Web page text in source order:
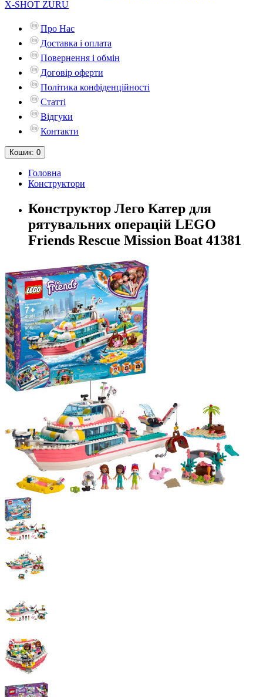
X-SHOT ZURU
Про Нас
Доставка і оплата
Повернення і обмін
Договір оферти
Політика конфіденційності
Статті
Відгуки
Контакти
Кошик: 0
Головна
Конструктори
Конструктор Лего Катер для
рятувальних операцій LEGO
Friends Rescue Mission Boat 41381